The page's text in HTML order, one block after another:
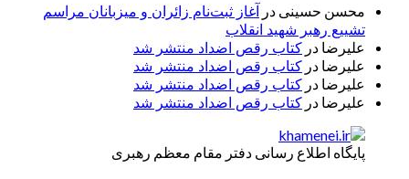
محسن حسینی در آغاز ثبت‌نام زائران و میزبانان مراسم
تشییع رهبر شهید انقلاب
علیرضا در کتاب رقص اضداد منتشر شد
علیرضا در کتاب رقص اضداد منتشر شد
علیرضا در کتاب رقص اضداد منتشر شد
علیرضا در کتاب رقص اضداد منتشر شد
پایگاه اطلاع رسانی دفتر مقام معظم رهبری